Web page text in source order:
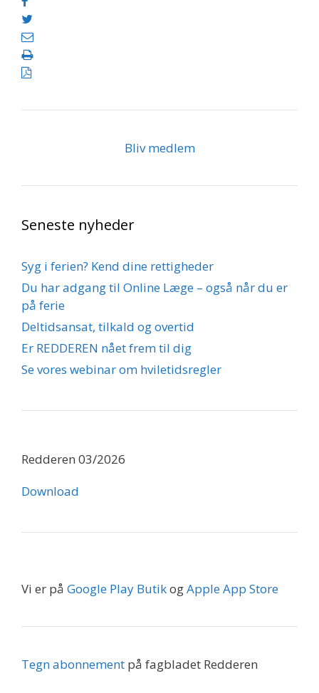
Bliv medlem
Seneste nyheder
Syg i ferien? Kend dine rettigheder
Du har adgang til Online Læge – også når du er
på ferie
Deltidsansat, tilkald og overtid
Er REDDEREN nået frem til dig
Se vores webinar om hviletidsregler
Redderen 03/2026
Download
Vi er på Google Play ButikogApple App Store
Tegn abonnement på fagbladet Redderen